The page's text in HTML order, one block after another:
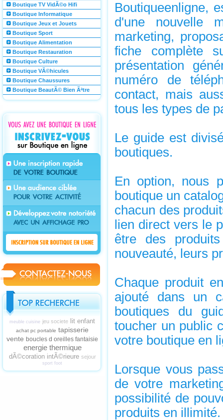
Boutique TV VidÃ©o Hifi
Boutique Informatique
Boutique Jeux et Jouets
Boutique Sport
Boutique Alimentation
Boutique Restauration
Boutique Culture
Boutique VÃ©hicules
Boutique Chaussures
Boutique BeautÃ© Bien Ãªtre
meuble cuisine jeu societe lit enfant
achat pc portable tapisserie
vente boucles d oreilles fantaisie
energie thermique
dÃ©coration intÃ©rieure sejour
sport foot
Boutiqueenligne,
d'une nouvelle
marketing,
fiche complète
présentation
numéro de
contact, mais
tous les types de
Le guide est
boutiques.
En option, nous
boutique un
chacun des
lien direct vers le
être des
nouveauté, leurs
Chaque produit
ajouté dans un
boutiques du
toucher un public
votre boutique en
Lorsque vous
de votre
possibilité de
produits en illimité.